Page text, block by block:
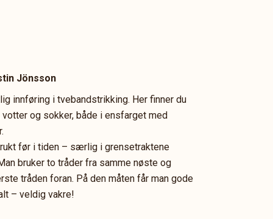
Jönsson
innføring i tvebandstrikking. Her finner du
votter og sokker, både i ensfarget med
før i tiden – særlig i grensetraktene
bruker to tråder fra samme nøste og
tråden foran. På den måten får man gode
– veldig vakre!